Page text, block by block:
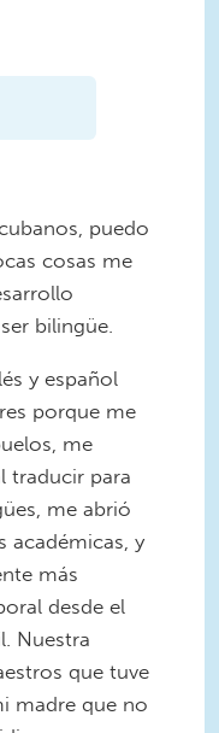
puedo
cosas me
bilingüe.
y español
porque me
me
traducir para
me abrió
académicas, y
más
desde el
Nuestra
que tuve
madre que no